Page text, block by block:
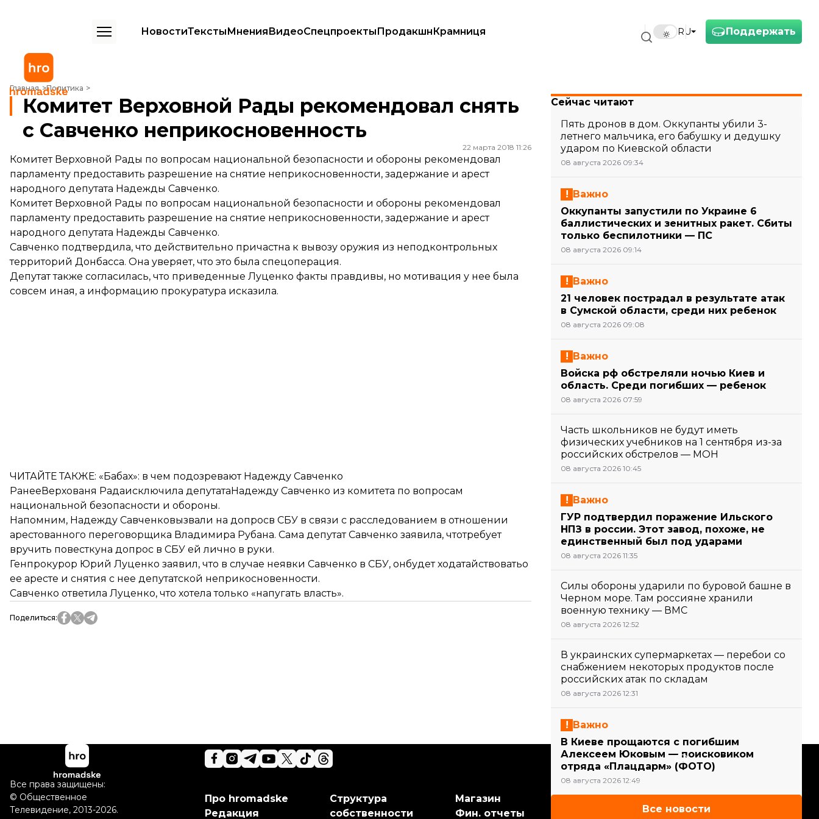
Поддержать
RU
НовостиТекстыМненияВидеоСпецпроектыПродакшнКрамниця
Главная Политика
Комитет Верховной Рады рекомендовал снять с Савченко неприкосновенность
Комитет Верховной Рады рекомендовал снять
с Савченко неприкосновенность
22 марта 2018 11:26
Комитет Верховной Рады по вопросам национальной безопасности и обороны рекомендовал
парламенту предоставить разрешение на снятие неприкосновенности, задержание и арест
народного депутата Надежды Савченко.
Комитет Верховной Рады по вопросам национальной безопасности и обороны рекомендовал
парламенту предоставить разрешение на снятие неприкосновенности, задержание и арест
народного депутата Надежды Савченко.
Савченко подтвердила, что действительно причастна к вывозу оружия из неподконтрольных
территорий Донбасса. Она уверяет, что это была спецоперация.
Депутат также согласилась, что приведенные Луценко факты правдивы, но мотивация у нее была
совсем иная, а информацию прокуратура исказила.
ЧИТАЙТЕ ТАКЖЕ: «Бабах»: в чем подозревают Надежду Савченко
РанееВерхованя Радаисключила депутатаНадежду Савченко из комитета по вопросам
национальной безопасности и обороны.
Напомним, Надежду Савченковызвали на допросв СБУ в связи с расследованием в отношении
арестованного переговорщика Владимира Рубана. Сама депутат Савченко заявила, чтотребует
вручить повесткуна допрос в СБУ ей лично в руки.
Генпрокурор Юрий Луценко заявил, что в случае неявки Савченко в СБУ, онбудет ходатайствоватьо
ее аресте и снятия с нее депутатской неприкосновенности.
Савченко ответила Луценко, что хотела только «напугать власть».
Поделиться:
Сейчас читают
Пять дронов в дом. Оккупанты убили 3-
летнего мальчика, его бабушку и дедушку
ударом по Киевской области
08 августа 2026 09:34
Важно
Оккупанты запустили по Украине 6
баллистических и зенитных ракет. Сбиты
только беспилотники — ПС
08 августа 2026 09:14
Важно
21 человек пострадал в результате атак
в Сумской области, среди них ребенок
08 августа 2026 09:08
Важно
Войска рф обстреляли ночью Киев и
область. Среди погибших — ребенок
08 августа 2026 07:59
Часть школьников не будут иметь
физических учебников на 1 сентября из-за
российских обстрелов — МОН
08 августа 2026 10:45
Важно
ГУР подтвердил поражение Ильского
НПЗ в россии. Этот завод, похоже, не
единственный был под ударами
08 августа 2026 11:35
Силы обороны ударили по буровой башне в
Черном море. Там россияне хранили
военную технику — ВМС
08 августа 2026 12:52
В украинских супермаркетах — перебои со
снабжением некоторых продуктов после
российских атак по складам
08 августа 2026 12:31
Важно
В Киеве прощаются с погибшим
Алексеем Юковым — поисковиком
отряда «Плацдарм» (ФОТО)
08 августа 2026 12:49
Все новости
Поддержать
Поддержи hromadske.
Мы работаем для тебя и
Про hromadske
Редакция
Структура
собственности
Магазин
Фин. отчеты
Все права защищены:
© Общественное
Телевидение, 2013-2026.